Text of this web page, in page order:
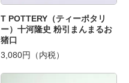
T POTTERY（ティーポタリ
ー）十河隆史 粉引まんまるお
猪口
3,080円（内税）